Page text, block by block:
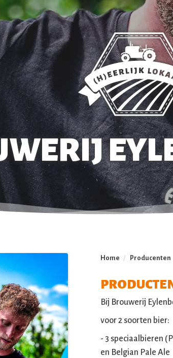
Home / Producenten
Bij Brouwerij
voor 2 soorten bier:
- 3 speciaalbieren
en Belgian Pale Ale